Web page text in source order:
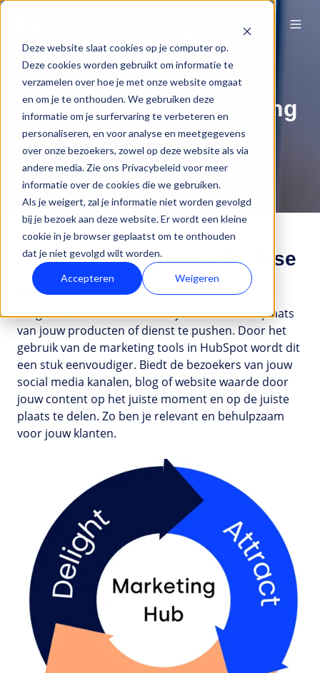
Deze website slaat cookies op je computer op.
Deze cookies worden gebruikt om informatie te
verzamelen over hoe je met onze website omgaat
en om je te onthouden. We gebruiken deze
informatie om je surfervaring te verbeteren en
personaliseren, en voor analyse en meetgegevens
over onze bezoekers, zowel op deze website als via
andere media. Zie ons Privacybeleid voor meer
informatie over de cookies die we gebruiken.
Als je weigert, zal je informatie niet worden gevolgd
bij je bezoek aan deze website. Er wordt een kleine
cookie in je browser geplaatst om te onthouden
dat je niet gevolgd wilt worden.
Accepteren Weigeren
Bereik jouw
doelgroep met Marketing
Hub
Home HubSpot Marketing Hub
De juiste tools voor elke fase
Zorg ervoor dat klanten naar je toe komen in plaats
van jouw producten of dienst te pushen. Door het
gebruik van de marketing tools in HubSpot wordt dit
een stuk eenvoudiger. Biedt de bezoekers van jouw
social media kanalen, blog of website waarde door
jouw content op het juiste moment en op de juiste
plaats te delen. Zo ben je relevant en behulpzaam
voor jouw klanten.